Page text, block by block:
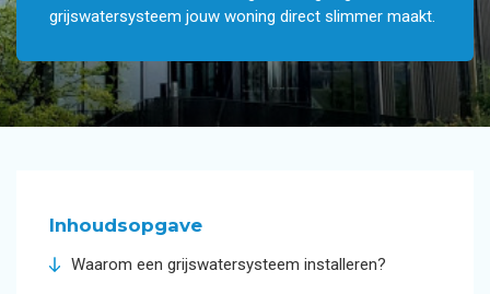
grijswatersysteem jouw woning direct slimmer maakt.
Inhoudsopgave
Waarom een grijswatersysteem installeren?